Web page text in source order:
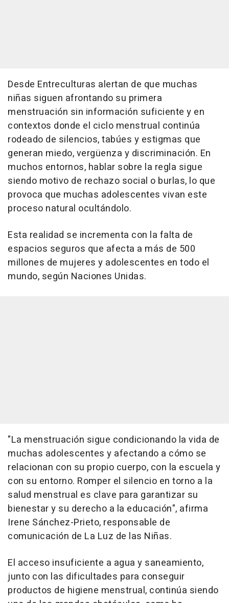
Desde Entreculturas alertan de que muchas
niñas siguen afrontando su primera
menstruación sin información suficiente y en
contextos donde el ciclo menstrual continúa
rodeado de silencios, tabúes y estigmas que
generan miedo, vergüenza y discriminación. En
muchos entornos, hablar sobre la regla sigue
siendo motivo de rechazo social o burlas, lo que
provoca que muchas adolescentes vivan este
proceso natural ocultándolo.
Esta realidad se incrementa con la falta de
espacios seguros que afecta a más de 500
millones de mujeres y adolescentes en todo el
mundo, según Naciones Unidas.
"La menstruación sigue condicionando la vida de
muchas adolescentes y afectando a cómo se
relacionan con su propio cuerpo, con la escuela y
con su entorno. Romper el silencio en torno a la
salud menstrual es clave para garantizar su
bienestar y su derecho a la educación", afirma
Irene Sánchez-Prieto, responsable de
comunicación de La Luz de las Niñas.
El acceso insuficiente a agua y saneamiento,
junto con las dificultades para conseguir
productos de higiene menstrual, continúa siendo